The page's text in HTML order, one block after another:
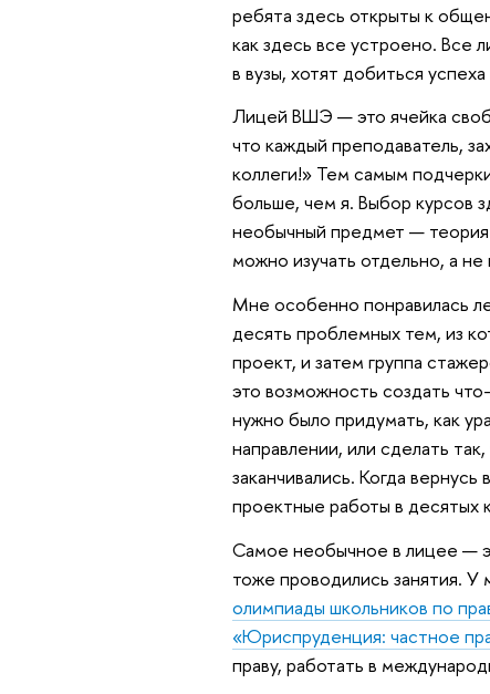
ребята здесь открыты к
как здесь все устроено. Все
в вузы, хотят добиться
Лицей ВШЭ — это ячейка
что каждый преподаватель,
коллеги!» Тем самым
больше, чем я. Выбор курсов
необычный предмет —
можно изучать отдельно, а
Мне особенно понравилась
десять проблемных тем, из
проект, и затем группа
это возможность создать
нужно было придумать, как
направлении, или сделать
заканчивались. Когда
проектные работы в десятых
Самое необычное в лицее —
тоже проводились занятия.
олимпиады школьников по
«Юриспруденция: частное
праву, работать в